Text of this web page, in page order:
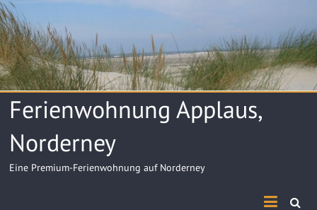
Skip
to
content
Ferienwohnung Applaus,
Norderney
Eine Premium-Ferienwohnung auf Norderney